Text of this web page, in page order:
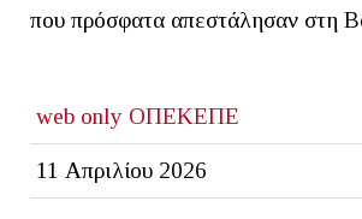
που πρόσφατα απεστάλησαν στη
web only ΟΠΕΚΕΠΕ
11 Απριλίου 2026